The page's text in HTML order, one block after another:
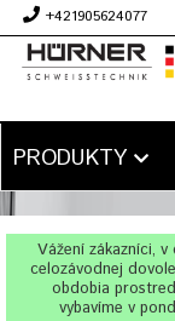
+421905624077
PRODUKTY
Vážení zákazníci, v
celozávodnej
obdobia
vybavíme v